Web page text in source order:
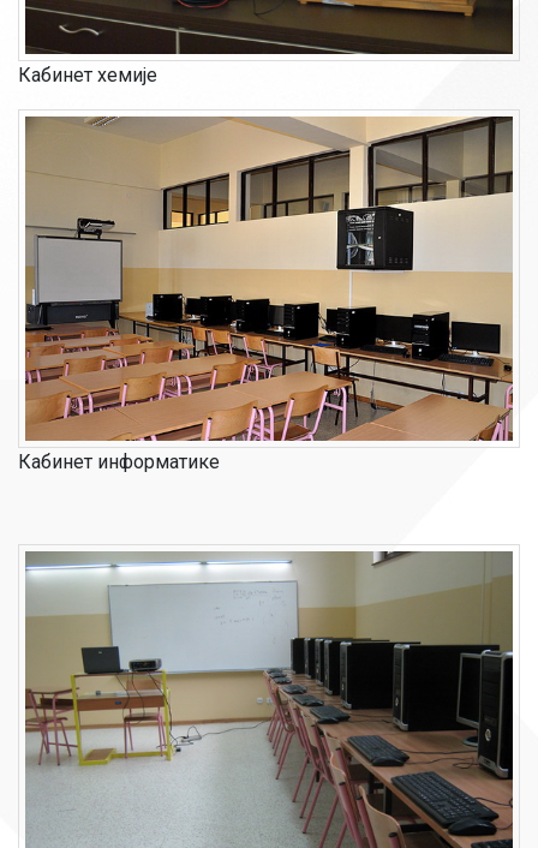
Кабинет хемије
Кабинет информатике